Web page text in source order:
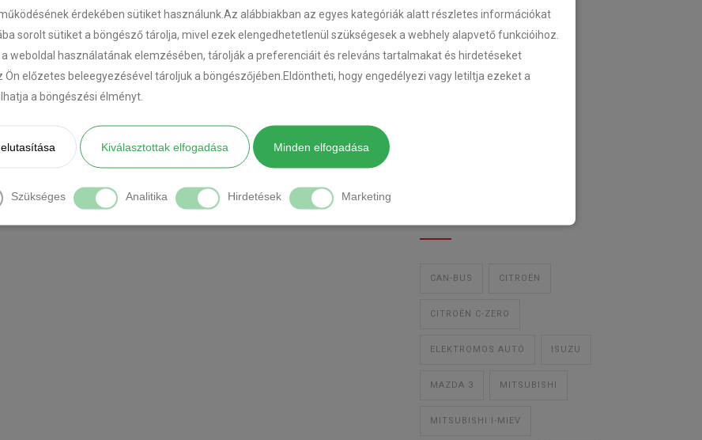
érdekében sütiket használunk.Az alábbiakban az egyes kategóriák alatt részletes információkat
sorolt sütiket a böngésző tárolja, mivel ezek elengedhetetlenül szükségesek a webhely alapvető funkcióihoz.
weboldal használatának elemzésében, tárolják a preferenciáit és releváns tartalmakat és hirdetéseket
előzetes beleegyezésével tároljuk a böngészőjében.Eldöntheti, hogy engedélyezi vagy letiltja ezeket a
a böngészési élményt.
Kiválasztottak elfogadása Minden elfogadása
Szükséges Analitika Hirdetések Marketing
KATEGÓRIA
TEMPOMAT
CAN-BUS CITROËN
CITROËN C-ZERO
ELEKTROMOS AUTÓ ISUZU
MAZDA 3 MITSUBISHI
MITSUBISHI I-MIEV